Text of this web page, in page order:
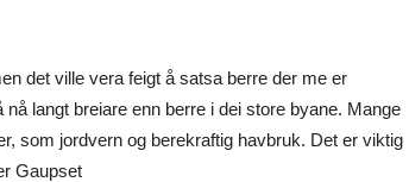
det ville vera feigt å satsa berre der me er
langt breiare enn berre i dei store byane. Mange
som jordvern og berekraftig havbruk. Det er viktig
Gaupset